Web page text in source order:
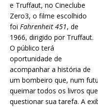
e Truffaut, no Cineclube
Zero3, o filme escolhido
foi Fahrenheit 451, de
1966, dirigido por Truffaut.
O público terá
oportunidade de
acompanhar a história de
um bombeiro que, num
queimar todos os livros
questionar sua tarefa. A